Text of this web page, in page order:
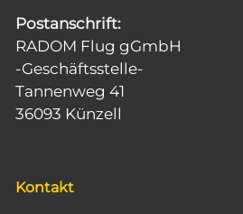
Postanschrift:
RADOM Flug gGmbH
-Geschäftsstelle-
Tannenweg 41
36093 Künzell
Kontakt